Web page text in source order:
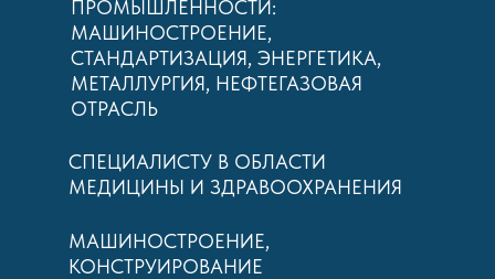
ПРОМЫШЛЕННОСТИ:
МАШИНОСТРОЕНИЕ,
СТАНДАРТИЗАЦИЯ, ЭНЕРГЕТИКА,
МЕТАЛЛУРГИЯ, НЕФТЕГАЗОВАЯ
ОТРАСЛЬ
СПЕЦИАЛИСТУ В ОБЛАСТИ
МЕДИЦИНЫ И ЗДРАВООХРАНЕНИЯ
МАШИНОСТРОЕНИЕ,
КОНСТРУИРОВАНИЕ